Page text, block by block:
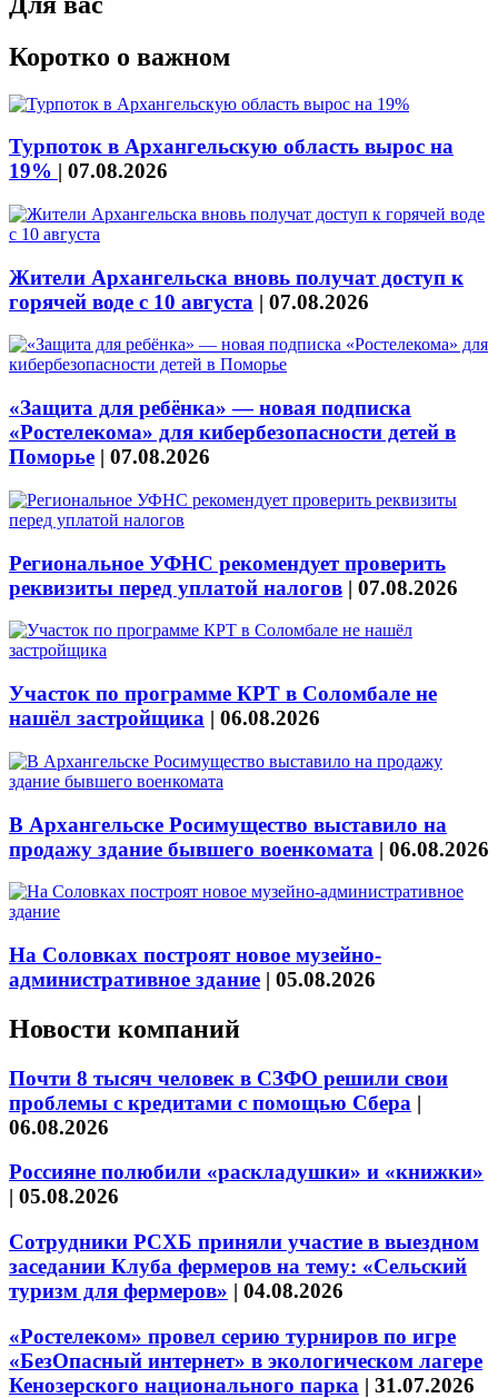
Коротко о важном
Турпоток в Архангельскую область вырос на
19% | 07.08.2026
Жители Архангельска вновь получат доступ к
горячей воде с 10 августа | 07.08.2026
«Защита для ребёнка» — новая подписка
«Ростелекома» для кибербезопасности детей в
Поморье | 07.08.2026
Региональное УФНС рекомендует проверить
реквизиты перед уплатой налогов | 07.08.2026
Участок по программе КРТ в Соломбале не
нашёл застройщика | 06.08.2026
В Архангельске Росимущество выставило на
продажу здание бывшего военкомата | 06.08.2026
На Соловках построят новое музейно-
административное здание | 05.08.2026
Новости компаний
Почти 8 тысяч человек в СЗФО решили свои
проблемы с кредитами с помощью Сбера |
06.08.2026
Россияне полюбили «раскладушки» и «книжки»
| 05.08.2026
Сотрудники РСХБ приняли участие в выездном
заседании Клуба фермеров на тему: «Сельский
туризм для фермеров» | 04.08.2026
«Ростелеком» провел серию турниров по игре
«БезОпасный интернет» в экологическом лагере
Кенозерского национального парка | 31.07.2026